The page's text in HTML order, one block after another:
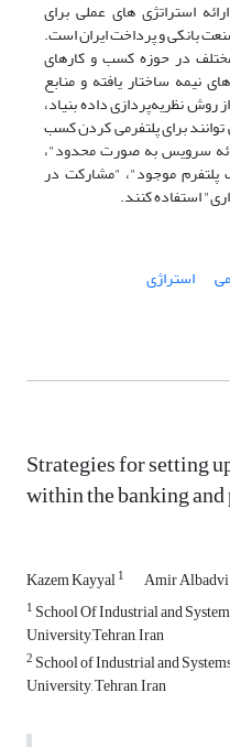
استراتژی های عملی برای
بانکی و پرداخت ایران است.
در حوزه کسب و کارهای
نیمه ساختار یافته و منابع
نظریه‌پردازی داده بنیاد،
برای پلتفرمی کردن کسب
سرویس به صورت محدود"،
پلتفرم موجود"، "مشارکت در
استفاده کنند.
استراژی
Strategies for setting
within the banking
Kazem Kayyal1 Amir Albadvi
1 School Of Industrial and
University,Tehran, Iran
2 School of Industrial and
University, Tehran, Iran